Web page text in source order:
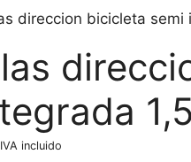
direccion bicicleta semi
El
IVA incluido